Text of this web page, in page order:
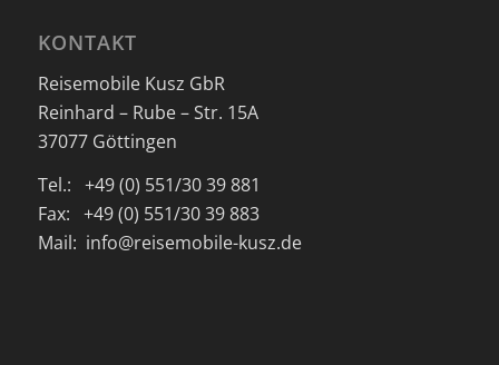
KONTAKT
Reisemobile Kusz GbR
Reinhard – Rube – Str. 15A
37077 Göttingen
Tel.: +49 (0) 551/30 39 881
Fax: +49 (0) 551/30 39 883
Mail: info@reisemobile-kusz.de